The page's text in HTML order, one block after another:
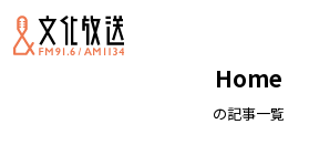
川口技研presents～久保
Home
の記事一覧